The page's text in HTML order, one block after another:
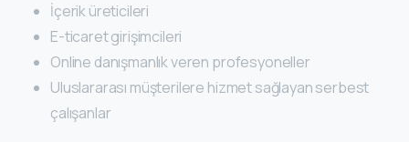
İçerik üreticileri
E-ticaret girişimcileri
Online danışmanlık veren profesyoneller
Uluslararası müşterilere hizmet sağlayan serbest
çalışanlar